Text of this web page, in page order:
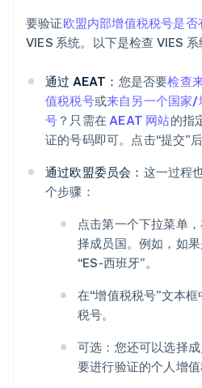
要验证欧盟内部增值税税号是否
VIES 系统。以下是检查 VIES 系
通过 AEAT： 您是否要检查
值税税号或来自另一个国家/
号 ？只需在AEAT 网站的指
证的号码即可。点击“提交”
通过欧盟委员会： 这一过程
个步骤：
点击第一个下拉菜单
择成员国。例如，如
“ES-西班牙”。
在“增值税税号”文本
税号。
可选：您还可以选择
要进行验证的个人增值